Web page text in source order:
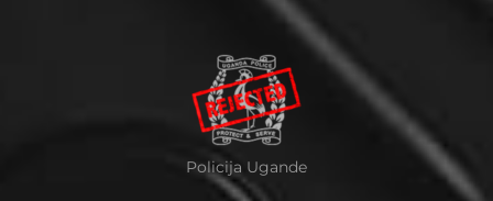
Policija Ugande